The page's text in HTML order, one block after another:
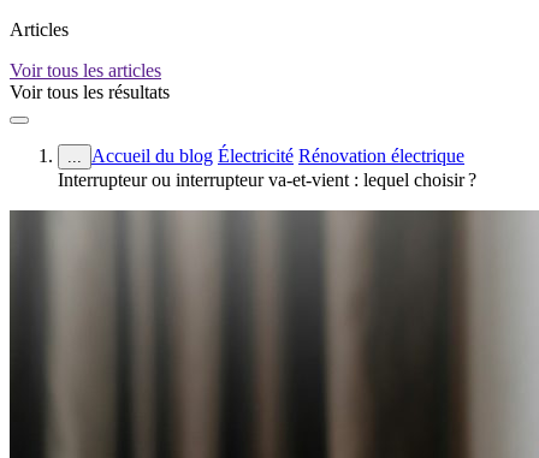
Articles
Voir tous les articles
Voir tous les résultats
... Accueil du blog Électricité Rénovation électrique
Interrupteur ou interrupteur va-et-vient : lequel choisir ?